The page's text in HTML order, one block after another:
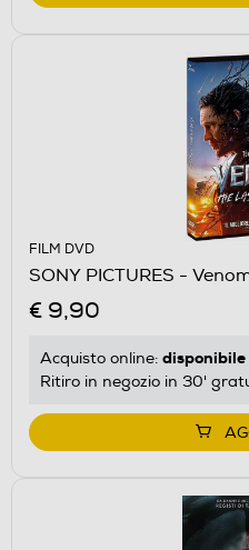
FILM DVD
SONY PICTURES -
€ 9,90
Acquisto online: disponibile
Ritiro in negozio in 30'